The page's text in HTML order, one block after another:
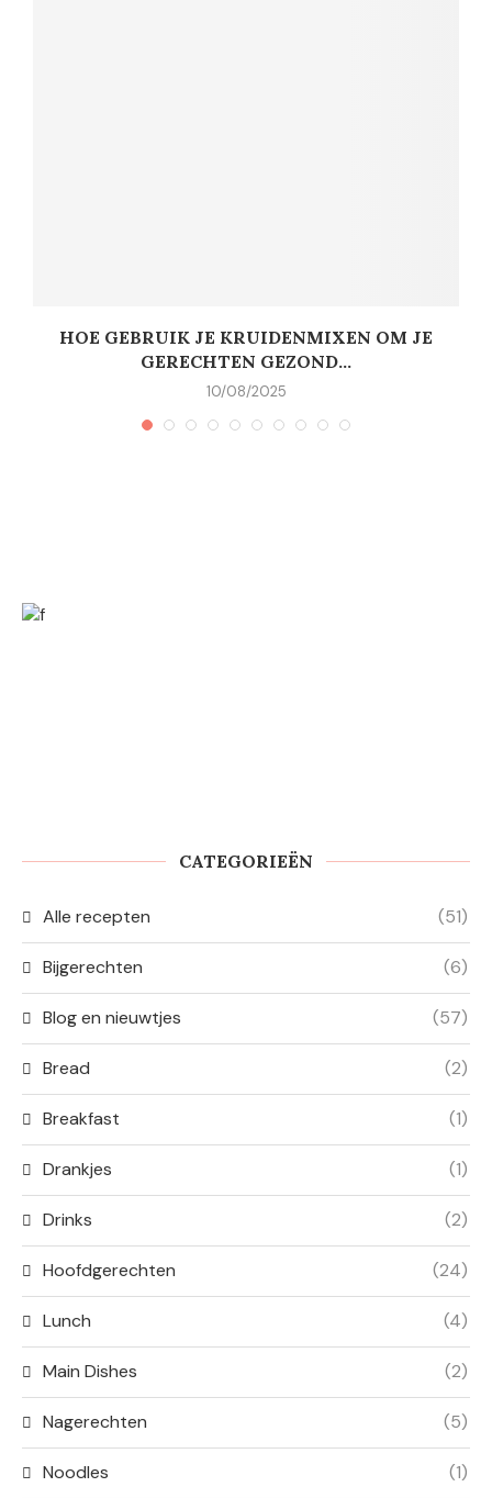
HOE GEBRUIK JE KRUIDENMIXEN OM JE
GERECHTEN GEZOND...
10/08/2025
CATEGORIEËN
Alle recepten (51)
Bijgerechten (6)
Blog en nieuwtjes (57)
Bread (2)
Breakfast (1)
Drankjes (1)
Drinks (2)
Hoofdgerechten (24)
Lunch (4)
Main Dishes (2)
Nagerechten (5)
Noodles (1)